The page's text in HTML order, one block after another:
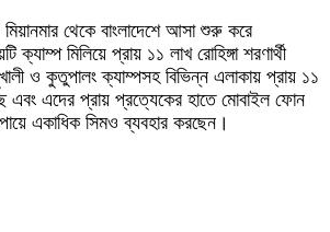
থেকে বাংলাদেশে আসা শুরু করে
ক্যাম্প মিলিয়ে প্রায় ১১ লাখ রোহিঙ্গা শরণার্থী
ও কুতুপালং ক্যাম্পসহ বিভিন্ন এলাকায় প্রায় ১১
এবং এদের প্রায় প্রত্যেকের হাতে মোবাইল ফোন
একাধিক সিমও ব্যবহার করছেন।